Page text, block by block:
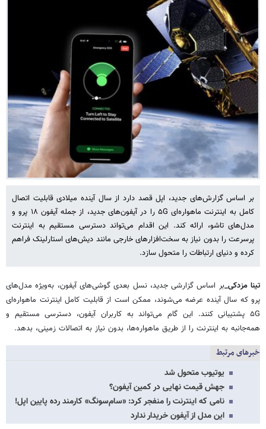
بر اساس گزارش‌های جدید، اپل قصد دارد از سال آینده میلادی قابلیت اتصال
کامل به اینترنت ماهواره‌ای ۵G را در آیفون‌های جدید، از جمله آیفون ۱۸ پرو و
مدل‌های تاشو، ارائه کند. این اقدام می‌تواند دسترسی مستقیم به اینترنت
پرسرعت را بدون نیاز به سخت‌افزارهای خارجی مانند دیش‌های استارلینک فراهم
کرده و دنیای ارتباطات را متحول سازد.
تینا مزدکی_بر اساس گزارشی جدید، نسل بعدی گوشی‌های آیفون، به‌ویژه مدل‌های
پرو که سال آینده عرضه می‌شوند، ممکن است از قابلیت کامل اینترنت ماهواره‌ای
۵G پشتیبانی کنند. این گام می‌تواند به کاربران آیفون، دسترسی مستقیم و
همه‌جانبه به اینترنت را از طریق ماهواره‌ها، بدون نیاز به اتصالات زمینی، بدهد.
خبرهای مرتبط
یوتیوب متحول شد
جهش قیمت نهایی در کمین آیفون؟
نامی که اینترنت را منفجر کرد:‌ «سام‌سونگ» کارمند رده پایین اپل!
این مدل از آیفون خریدار ندارد